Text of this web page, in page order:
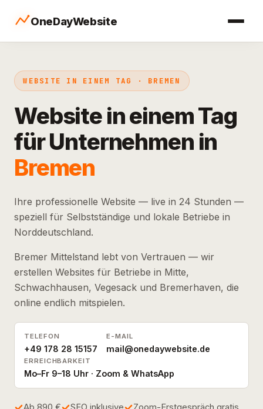
OneDayWebsite
WEBSITE IN EINEM TAG · BREMEN
Website in einem Tag
für Unternehmen in
Bremen
Ihre professionelle Website — live in 24 Stunden —
speziell für Selbstständige und lokale Betriebe in
Norddeutschland.
Bremer Mittelstand lebt von Vertrauen — wir
erstellen Websites für Betriebe in Mitte,
Schwachhausen, Vegesack und Bremerhaven, die
online endlich mitspielen.
TELEFON
+49 178 28 15157
E-MAIL
mail@onedaywebsite.de
ERREICHBARKEIT
Mo–Fr 9–18 Uhr · Zoom & WhatsApp